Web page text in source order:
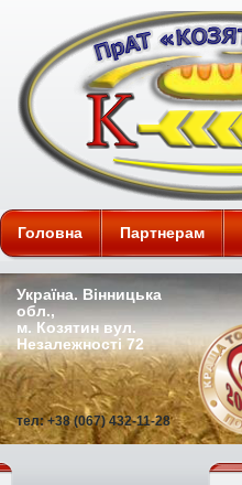
ПАТ "Козятинхліб"
Головна Партнерам
Україна. Вінницька
обл.,
м. Козятин вул.
Незалежності 72
тел: +38 (067) 432-11-28